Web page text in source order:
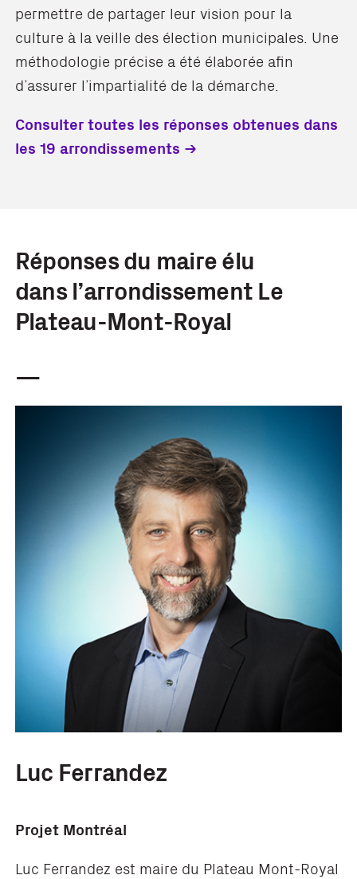
permettre de partager leur vision pour la
culture à la veille des élection municipales. Une
méthodologie précise a été élaborée afin
d’assurer l’impartialité de la démarche.
Consulter toutes les réponses obtenues dans
les 19 arrondissements
Réponses du maire élu
dans l’arrondissement Le
Plateau-Mont-Royal
—
Luc Ferrandez
Projet Montréal
Luc Ferrandez est maire du Plateau Mont-Royal